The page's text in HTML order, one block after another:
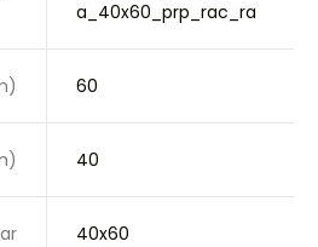
a_40x60_prp_rac_ra
60
40
40x60